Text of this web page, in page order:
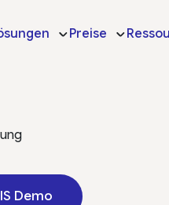
Preise
Demo